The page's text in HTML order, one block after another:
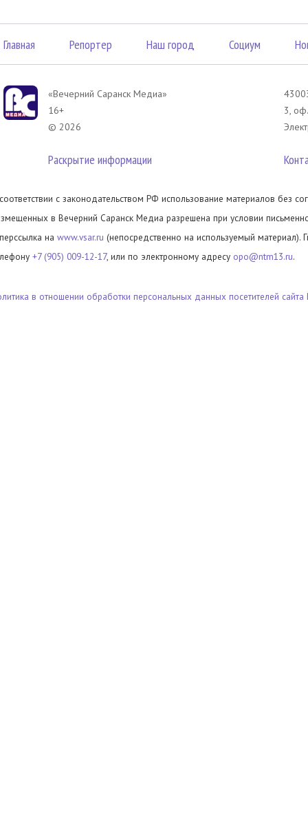
Главная Репортер Наш город Социум
«Вечерний Саранск Mедиа»
16+
© 2026
Раскрытие информации
3,
с законодательством РФ использование материалов без
в Вечерний Саранск Медиа разрешена при условии
на www.vsar.ru (непосредственно на используемый материал).
+7 (905) 009-12-17, или по электронному адресу opo@ntm13.ru.
в отношении обработки персональных данных посетителей